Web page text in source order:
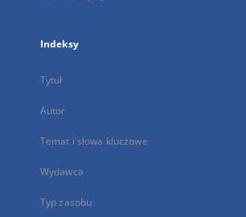
Indeksy
Tytuł
Autor
Temat i słowa kluczowe
Wydawca
Typ zasobu